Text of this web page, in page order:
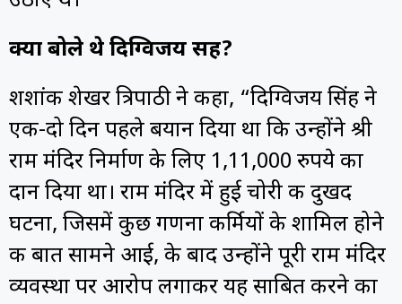
क्या बोले थे दिग्विजय सिंह?
शशांक शेखर त्रिपाठी ने कहा, “दिग्विजय सिंह ने
एक-दो दिन पहले बयान दिया था कि उन्होंने श्री
राम मंदिर निर्माण के लिए 1,11,000 रुपये का
दान दिया था। राम मंदिर में हुई चोरी की दुखद
घटना, जिसमें कुछ गणना कर्मियों के शामिल होने
की बात सामने आई, के बाद उन्होंने पूरी राम मंदिर
व्यवस्था पर आरोप लगाकर यह साबित करने का